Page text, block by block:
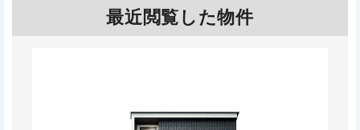
最近閲覧した物件